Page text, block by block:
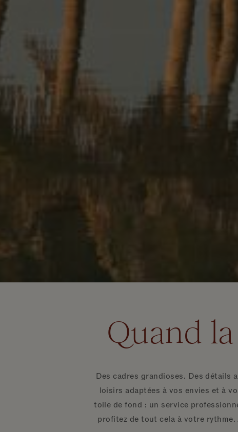
Quand
Des cadres grandioses. Des
loisirs adaptées à vos envies et à
toile de fond : un service
profitez de tout cela à votre rythme.